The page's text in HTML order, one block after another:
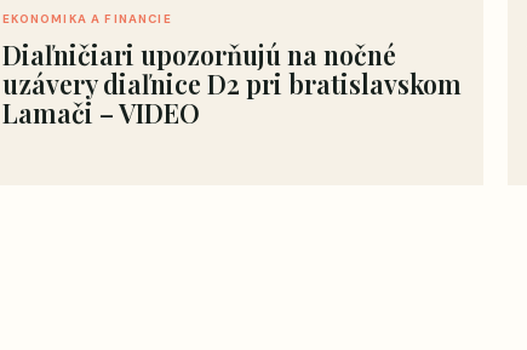
EKONOMIKA A FINANCIE
Diaľničiari upozorňujú na nočné
uzávery diaľnice D2 pri bratislavskom
Lamači – VIDEO